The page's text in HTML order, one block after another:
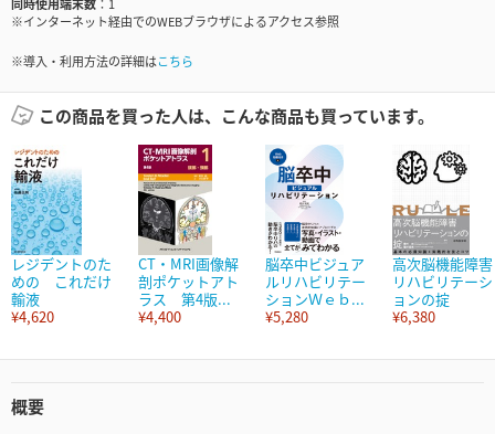
※インターネット経由でのWEBブラウザによるアクセス参照
※導入・利用方法の詳細はこちら
この商品を買った人は、こんな商品も買っています。
レジデントのた
めの これだけ
輸液
¥4,620
CT・MRI画像解
剖ポケットアト
ラス 第4版...
¥4,400
脳卒中ビジュア
ルリハビリテー
ションＷｅｂ...
¥5,280
高次脳機能障害
リハビリテーシ
ョンの掟
¥6,380
概要